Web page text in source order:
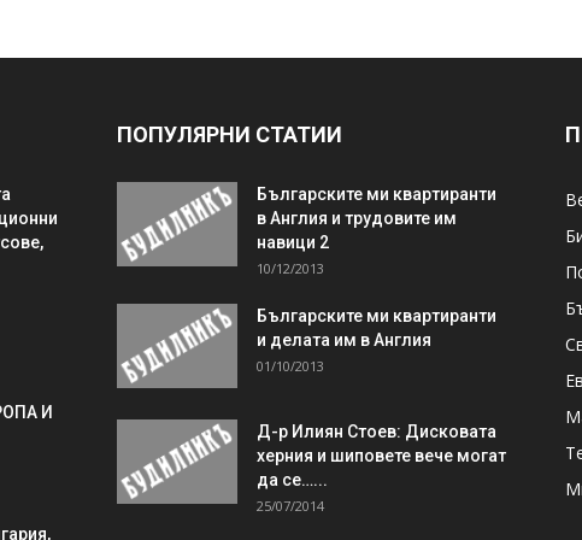
И
ПОПУЛЯРНИ СТАТИИ
Българските ми квартиранти
в Англия и трудовите им
навици 2
10/12/2013
Българските ми квартиранти
и делата им в Англия
01/10/2013
Д-р Илиян Стоев: Дисковата
херния и шиповете вече могат
да се…...
25/07/2014